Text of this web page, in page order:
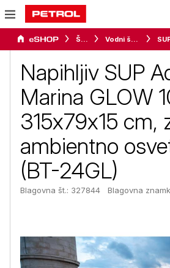
Šport Vodni športi
Napihljiv SUP
Marina GLOW
315x79x15 cm,
ambientno
(BT-24GL)
Blagovna št.: 327844 Blagovna